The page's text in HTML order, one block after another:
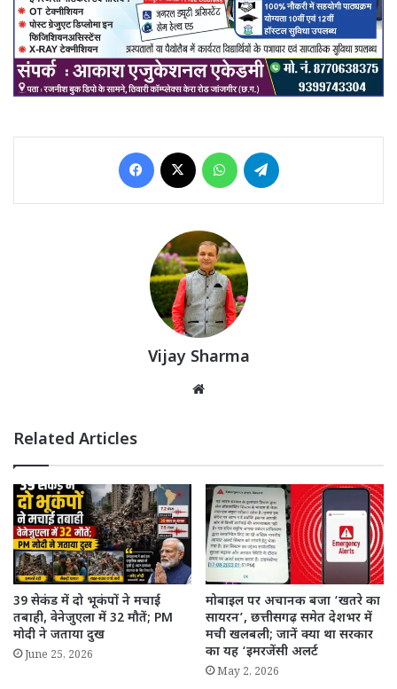
Facebook WhatsApp
Vijay Sharma
Related Articles
39 सेकंड में दो भूकंपों ने मचाई
तबाही, वेनेजुएला में 32 मौतें; PM
मोदी ने जताया दुख
June 25, 2026
मोबाइल पर अचानक बजा ‘खतरे का
सायरन’, छत्तीसगढ़ समेत देशभर में
मची खलबली; जानें क्या था सरकार
का यह ‘इमरजेंसी अलर्ट
May 2, 2026